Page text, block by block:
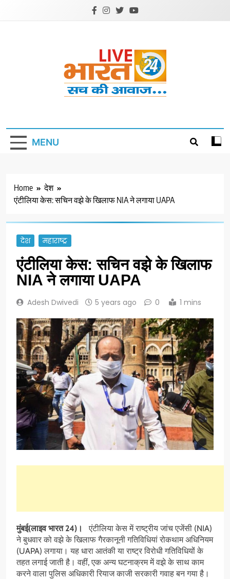
MENU
Home
देश
एंटीलिया केस: सचिन वझे के खिलाफ NIA ने लगाया UAPA
देश महाराष्ट्र
एंटीलिया केस: सचिन वझे के खिलाफ
NIA ने लगाया UAPA
Adesh Dwivedi 5 years ago 0 1 mins
मुंबई(लाइव भारत 24)।
एंटीलिया केस में राष्ट्रीय जांच एजेंसी (NIA)
ने बुधवार को वझे के खिलाफ गैरकानूनी गतिविधियां रोकथाम अधिनियम
(UAPA) लगाया। यह धारा आतंकी या राष्ट्र विरोधी गतिविधियों के
तहत लगाई जाती है। वहीं, एक अन्य घटनाक्रम में वझे के साथ काम
करने वाला पुलिस अधिकारी रियाज काजी सरकारी गवाह बन गया है।